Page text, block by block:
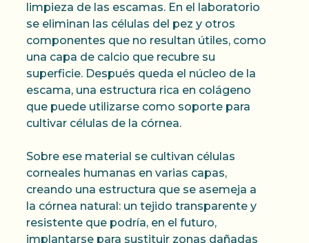
limpieza de las escamas. En el laboratorio
se eliminan las células del pez y otros
componentes que no resultan útiles, como
una capa de calcio que recubre su
superficie. Después queda el núcleo de la
escama, una estructura rica en colágeno
que puede utilizarse como soporte para
cultivar células de la córnea.
Sobre ese material se cultivan células
corneales humanas en varias capas,
creando una estructura que se asemeja a
la córnea natural: un tejido transparente y
resistente que podría, en el futuro,
implantarse para sustituir zonas dañadas